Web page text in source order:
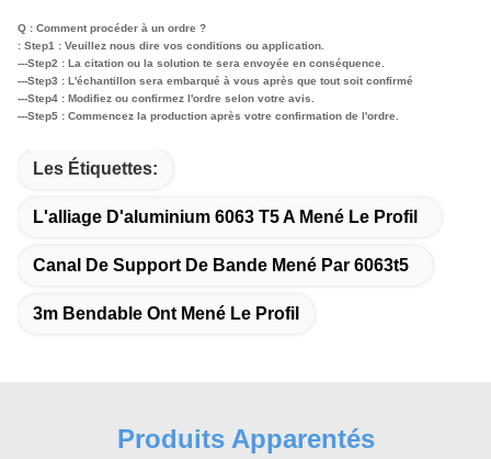
Q : Comment procéder à un ordre ?
: Step1 : Veuillez nous dire vos conditions ou application.
---Step2 : La citation ou la solution te sera envoyée en conséquence.
---Step3 : L'échantillon sera embarqué à vous après que tout soit confirmé
---Step4 : Modifiez ou confirmez l'ordre selon votre avis.
---Step5 : Commencez la production après votre confirmation de l'ordre.
Les Étiquettes:
L'alliage D'aluminium 6063 T5 A Mené Le Profil
Canal De Support De Bande Mené Par 6063t5
3m Bendable Ont Mené Le Profil
Produits Apparentés